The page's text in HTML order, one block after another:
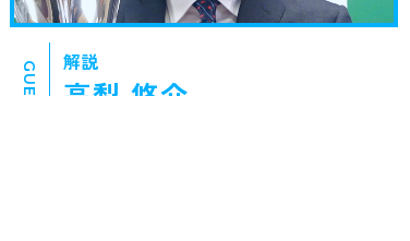
GUEST.6 解説
高梨 悠介